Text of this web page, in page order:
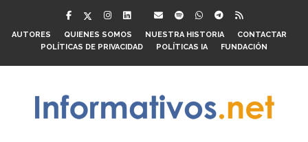
AUTORES QUIENES SOMOS NUESTRA HISTORIA
CONTACTAR
POLÍTICAS DE PRIVACIDAD
POLÍTICAS IA FUNDACIÓN